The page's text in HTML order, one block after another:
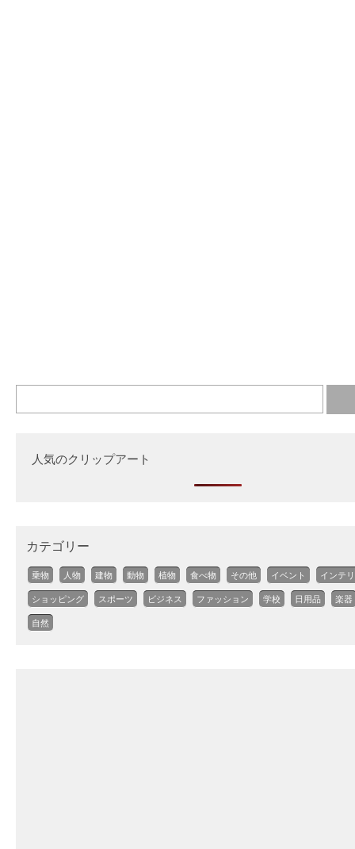
人気のクリップアート
カテゴリー
乗物 人物 建物 動物 植物 食べ物 その他 イベント インテ
ショッピング スポーツ ビジネス ファッション 学校 日用品 楽器
自然